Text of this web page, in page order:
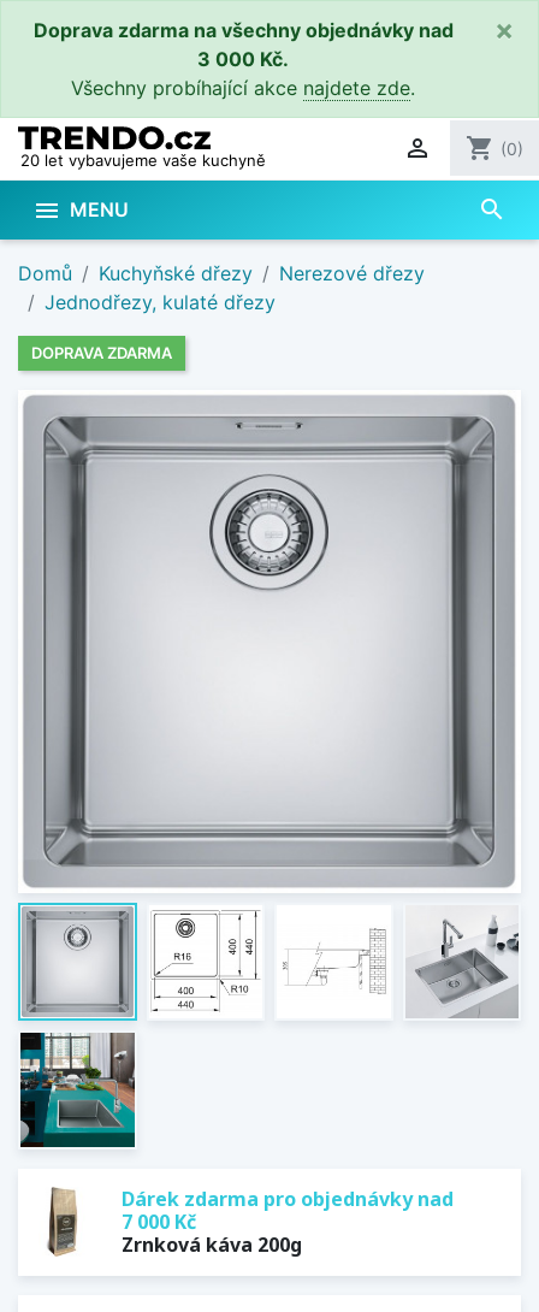
Doprava zdarma na všechny objednávky nad
3 000 Kč.
Všechny probíhající akce najdete zde.
×
20 let vybavujeme vaše kuchyně  shopping_cart (0)
 MENU search
Domů Kuchyňské dřezy
Nerezové dřezy
Jednodřezy, kulaté dřezy
DOPRAVA ZDARMA
Dárek zdarma pro objednávky nad
7 000 Kč
Zrnková káva 200g